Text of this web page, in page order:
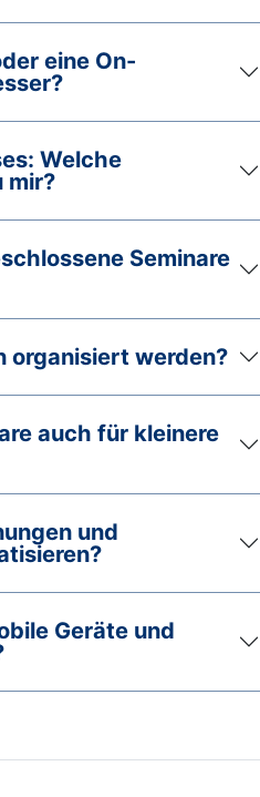
eine On-
Welche
mir?
Seminare
organisiert werden?
auch für kleinere
und
Geräte und